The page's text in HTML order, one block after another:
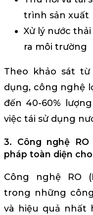
trình sản xuất
Xử lý nước
ra môi trường
Theo khảo sát
dụng, công nghệ
đến 40-60%
việc tái sử dụng
3. Công nghệ
pháp toàn diện
Công nghệ RO
trong những
và hiệu quả nhất